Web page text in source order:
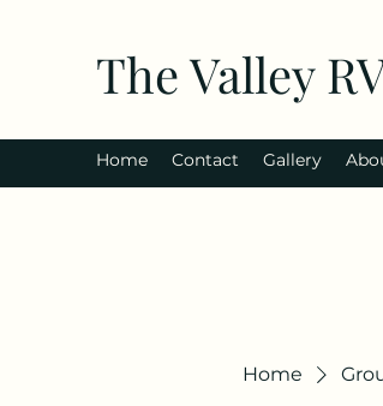
The Valley
Home Contact Gallery
Home